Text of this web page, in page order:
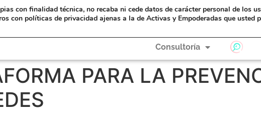
eAyudas Formación A Hombros de Gigantas
Consultoría
PARA LA
con finalidad técnica, no recaba ni cede datos de carácter personal de los
con políticas de privacidad ajenas a la de Activas y Empoderadas que usted